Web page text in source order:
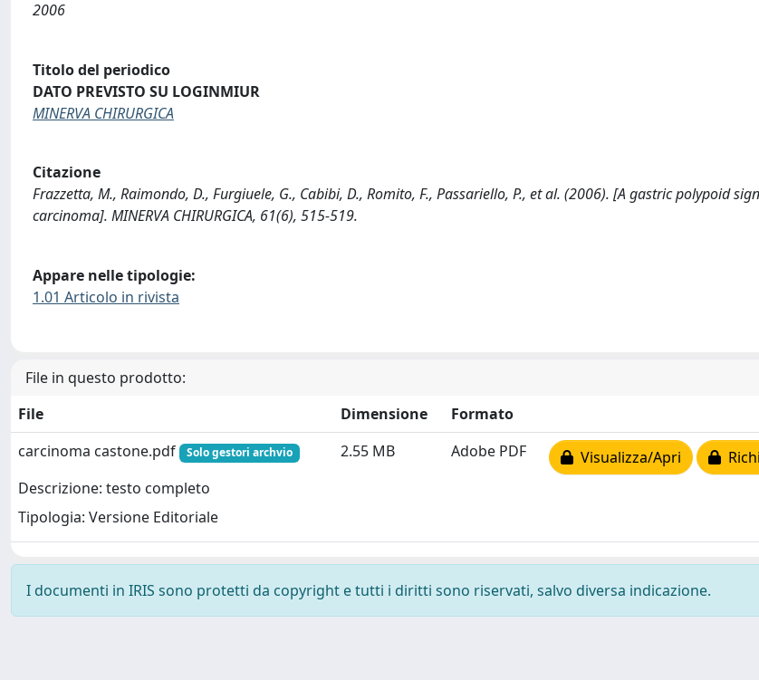
2006
Titolo del periodico
DATO PREVISTO SU LOGINMIUR
MINERVA CHIRURGICA
Citazione
Frazzetta, M., Raimondo, D., Furgiuele, G., Cabibi, D., Romito, F., Passariello, P., et al. (2006). [A gastric polypoid
carcinoma]. MINERVA CHIRURGICA, 61(6), 515-519.
Appare nelle tipologie:
1.01 Articolo in rivista
File in questo prodotto:
File
Dimensione
Formato
carcinoma castone.pdf
Solo gestori archvio
Descrizione: testo completo
Tipologia: Versione Editoriale
2.55 MB Adobe PDF Visualizza/Apri
I documenti in IRIS sono protetti da copyright e tutti i diritti sono riservati, salvo diversa indicazione.